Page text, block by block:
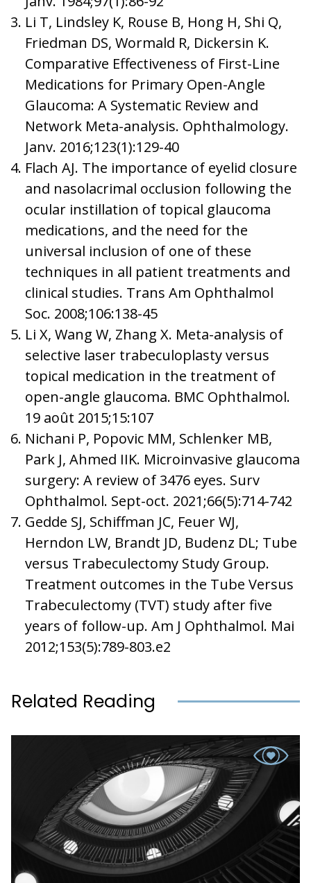
Li T, Lindsley K, Rouse B, Hong H, Shi Q,
Friedman DS, Wormald R, Dickersin K.
Comparative Effectiveness of First-Line
Medications for Primary Open-Angle
Glaucoma: A Systematic Review and
Network Meta-analysis. Ophthalmology.
Janv. 2016;123(1):129-40
Flach AJ. The importance of eyelid closure
and nasolacrimal occlusion following the
ocular instillation of topical glaucoma
medications, and the need for the
universal inclusion of one of these
techniques in all patient treatments and
clinical studies. Trans Am Ophthalmol
Soc. 2008;106:138-45
Li X, Wang W, Zhang X. Meta-analysis of
selective laser trabeculoplasty versus
topical medication in the treatment of
open-angle glaucoma. BMC Ophthalmol.
19 août 2015;15:107
Nichani P, Popovic MM, Schlenker MB,
Park J, Ahmed IIK. Microinvasive glaucoma
surgery: A review of 3476 eyes. Surv
Ophthalmol. Sept-oct. 2021;66(5):714-742
Gedde SJ, Schiffman JC, Feuer WJ,
Herndon LW, Brandt JD, Budenz DL; Tube
versus Trabeculectomy Study Group.
Treatment outcomes in the Tube Versus
Trabeculectomy (TVT) study after five
years of follow-up. Am J Ophthalmol. Mai
2012;153(5):789-803.e2
Related Reading